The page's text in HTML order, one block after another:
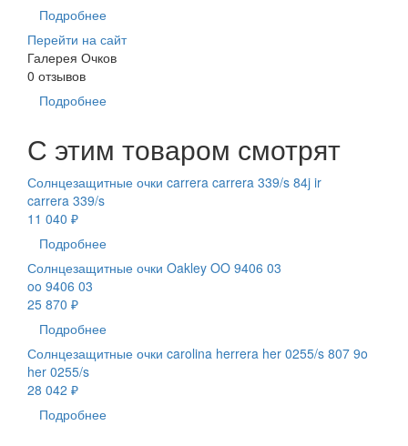
Подробнее
Перейти на сайт
Галерея Очков
0 отзывов
Подробнее
С этим товаром смотрят
Солнцезащитные очки carrera carrera 339/s 84j ir
carrera 339/s
11 040 ₽
Подробнее
Солнцезащитные очки Oakley OO 9406 03
oo 9406 03
25 870 ₽
Подробнее
Солнцезащитные очки carolina herrera her 0255/s 807 9o
her 0255/s
28 042 ₽
Подробнее